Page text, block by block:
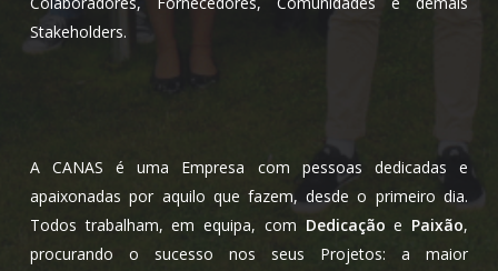
Stakeholders.
A CANAS é uma Empresa com pessoas dedicadas e
apaixonadas por aquilo que fazem, desde o primeiro dia.
Todos trabalham, em equipa, com Dedicação e Paixão,
procurando o sucesso nos seus Projetos: a maior